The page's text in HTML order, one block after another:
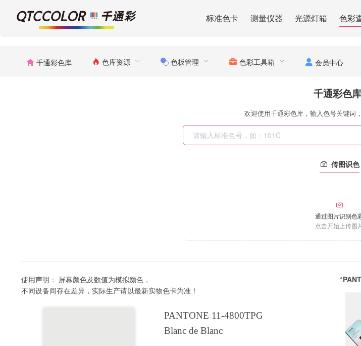
标准色卡 测量仪器 光源灯箱 色彩
千通彩色库 色库资源 色板管理 色彩工具箱 会员中心
千通彩色库
欢迎使用千通彩色库，输入色号关键词
传图识色
通过图片识别色
点击开始上传图
使用声明： 屏幕颜色及数值为模拟颜色，
不同设备间存在差异，实际生产请以最新实物色卡为准！
PANTONE 11-4800TPG
Blanc de Blanc